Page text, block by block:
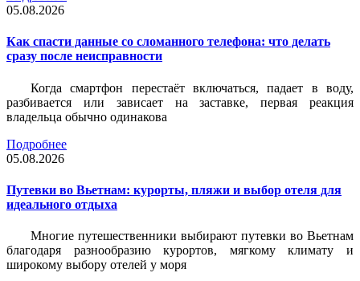
05.08.2026
Как спасти данные со сломанного телефона: что делать
сразу после неисправности
Когда смартфон перестаёт включаться, падает в воду,
разбивается или зависает на заставке, первая реакция
владельца обычно одинакова
Подробнее
05.08.2026
Путевки во Вьетнам: курорты, пляжи и выбор отеля для
идеального отдыха
Многие путешественники выбирают путевки во Вьетнам
благодаря разнообразию курортов, мягкому климату и
широкому выбору отелей у моря